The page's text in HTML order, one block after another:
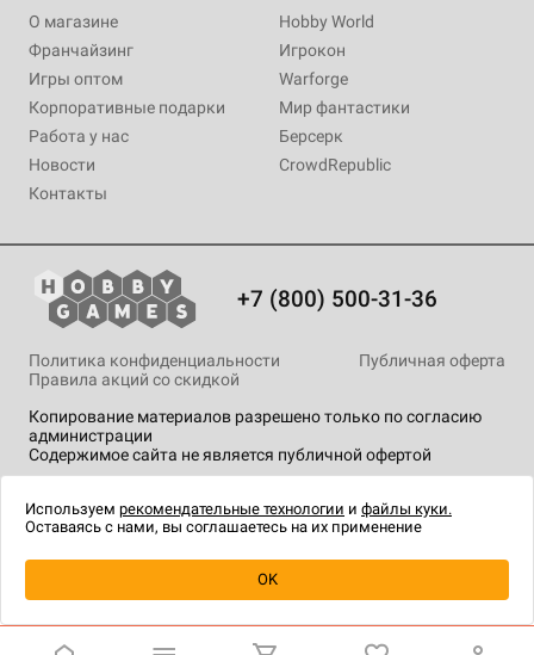
О магазине
Франчайзинг
Игры оптом
Корпоративные подарки
Работа у нас
Новости
Контакты
Hobby World
Игрокон
Warforge
Мир фантастики
Берсерк
CrowdRepublic
+7 (800) 500-31-36
Копирование материалов разрешено только по согласию
администрации
Содержимое сайта не является публичной офертой
Политика конфиденциальности
Публичная оферта
Правила акций со скидкой
технологии.
Используем рекомендательные технологии и файлы куки.
Оставаясь с нами, вы соглашаетесь на их применение
OK